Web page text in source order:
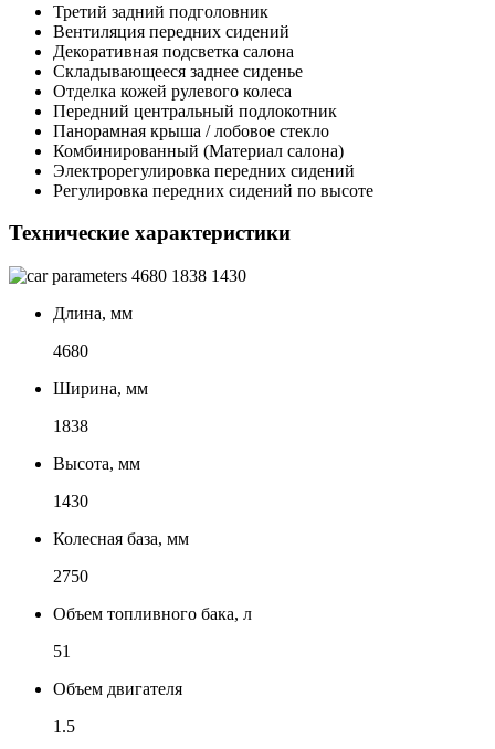
Третий задний подголовник
Вентиляция передних сидений
Декоративная подсветка салона
Складывающееся заднее сиденье
Отделка кожей рулевого колеса
Передний центральный подлокотник
Панорамная крыша / лобовое стекло
Комбинированный (Материал салона)
Электрорегулировка передних сидений
Регулировка передних сидений по высоте
Технические характеристики
4680 1838 1430
Длина, мм
4680
Ширина, мм
1838
Высота, мм
1430
Колесная база, мм
2750
Объем топливного бака, л
51
Объем двигателя
1.5